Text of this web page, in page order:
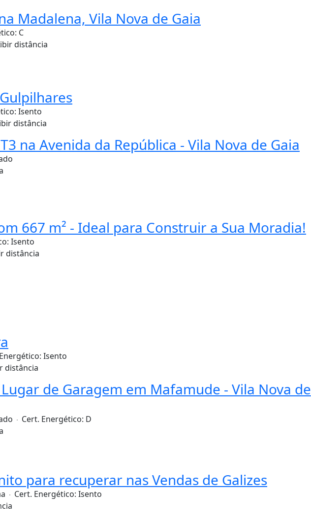
Madalena, Vila Nova de Gaia
C
distância
Isento
distância
na Avenida da República - Vila Nova de Gaia
667 m² - Ideal para Construir a Sua Moradia!
Isento
distância
Isento
distância
de Garagem em Mafamude - Vila Nova de
Cert. Energético: D
para recuperar nas Vendas de Galizes
Cert. Energético: Isento